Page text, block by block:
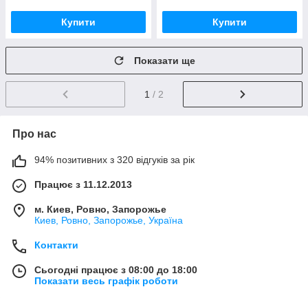
Купити Купити
Показати ще
1 / 2
Про нас
94% позитивних з 320 відгуків за рік
Працює з 11.12.2013
м. Киев, Ровно, Запорожье
Киев, Ровно, Запорожье, Україна
Контакти
Сьогодні працює з 08:00 до 18:00
Показати весь графік роботи